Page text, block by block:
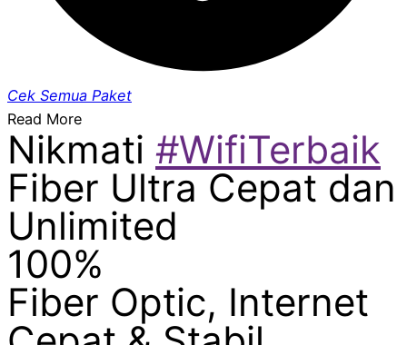
Cek Semua Paket
Read More
Nikmati #WifiTerbaik
Fiber Ultra Cepat dan
Unlimited
100%
Fiber Optic, Internet